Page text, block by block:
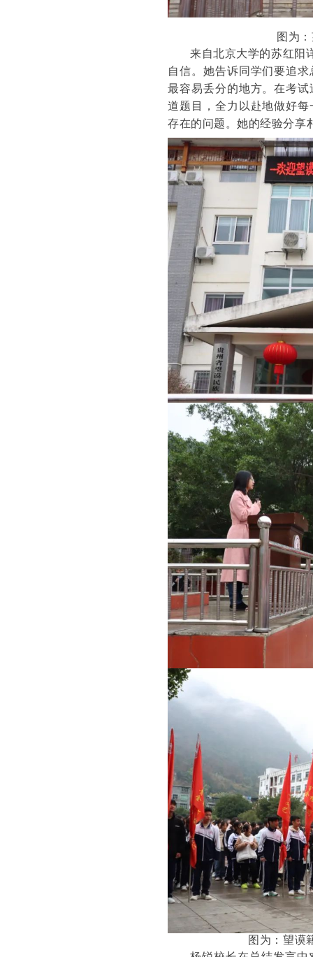
图为
来自北京大学的苏红阳
自信。她告诉同学们要追
最容易丢分的地方。在考
道题目，全力以赴地做好
存在的问题。她的经验分享
图为：望谟